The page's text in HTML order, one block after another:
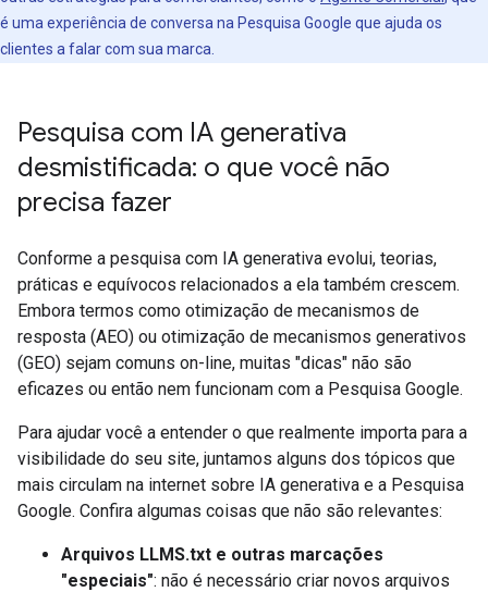
é uma experiência de conversa na Pesquisa Google que ajuda os
clientes a falar com sua marca.
Pesquisa com IA generativa
desmistificada: o que você não
precisa fazer
Conforme a pesquisa com IA generativa evolui, teorias,
práticas e equívocos relacionados a ela também crescem.
Embora termos como otimização de mecanismos de
resposta (AEO) ou otimização de mecanismos generativos
(GEO) sejam comuns on-line, muitas "dicas" não são
eficazes ou então nem funcionam com a Pesquisa Google.
Para ajudar você a entender o que realmente importa para a
visibilidade do seu site, juntamos alguns dos tópicos que
mais circulam na internet sobre IA generativa e a Pesquisa
Google. Confira algumas coisas que não são relevantes:
Arquivos LLMS.txt e outras marcações
"especiais": não é necessário criar novos arquivos